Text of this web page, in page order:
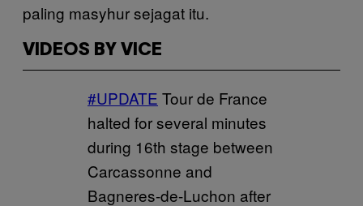
paling masyhur sejagat itu.
VIDEOS BY VICE
#UPDATE Tour de France
halted for several minutes
during 16th stage between
Carcassonne and
Bagneres-de-Luchon after